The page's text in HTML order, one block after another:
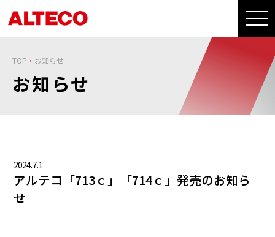
TOP お知らせ
お知らせ
2024.7.1
アルテコ「713ｃ」「714ｃ」発売のお知ら
せ